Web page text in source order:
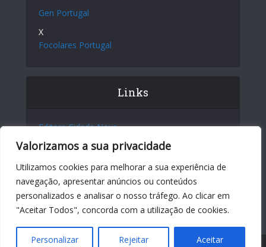
Valorizamos a sua privacidade
Utilizamos cookies para melhorar a sua experiência de
navegação, apresentar anúncios ou conteúdos
personalizados e analisar o nosso tráfego. Ao clicar em
"Aceitar Todos", concorda com a utilização de cookies.
Personalizar Rejeitar Aceitar
Gen Portugal
X
Focolares Portugal
Links
Editora Cidade Nova
Site Internacional
Centro Chiara Lubich
Centro Igino Giordani
Sites dos Focolares nos 5 continentes